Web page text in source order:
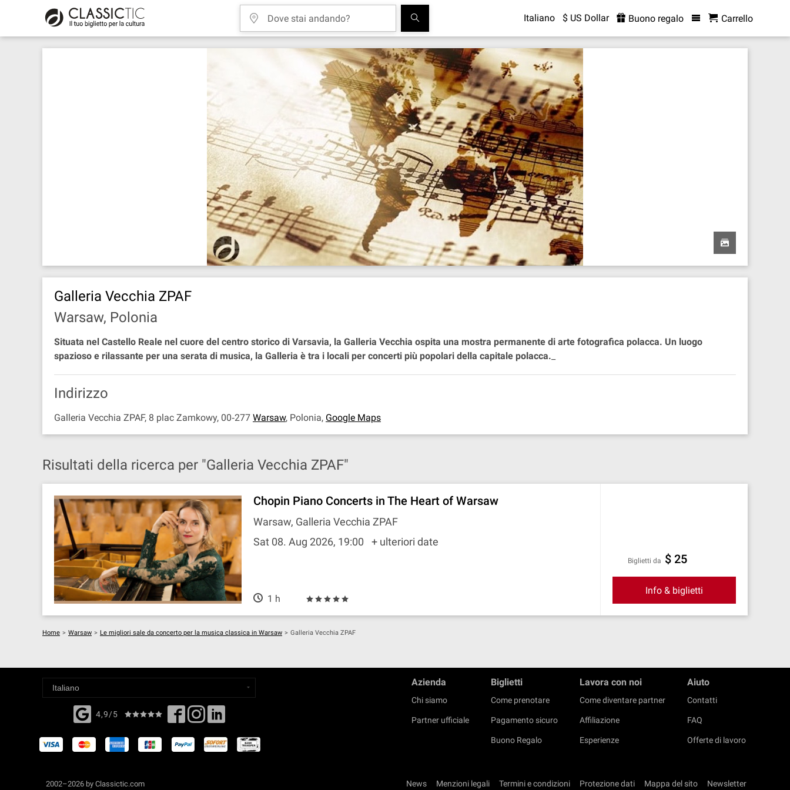
Italiano $ US Dollar Buono regalo Carrello
Galleria Vecchia ZPAF
Warsaw, Polonia
Situata nel Castello Reale nel cuore del centro storico di Varsavia, la Galleria Vecchia ospita una mostra permanente di arte fotografica polacca. Un luogo
spazioso e rilassante per una serata di musica, la Galleria è tra i locali per concerti più popolari della capitale polacca.
Indirizzo
Galleria Vecchia ZPAF, 8 plac Zamkowy, 00‐277 Warsaw, Polonia, Google Maps
Risultati della ricerca per "Galleria Vecchia ZPAF"
Chopin Piano Concerts in The Heart of Warsaw
Warsaw, Galleria Vecchia ZPAF
Sat 08. Aug 2026, 19:00
+ ulteriori date
1 h
Biglietti da $ 25
Info & biglietti
Home > Warsaw > Le migliori sale da concerto per la musica classica in Warsaw > Galleria Vecchia ZPAF
4,9/5
Azienda
Chi siamo
Partner ufficiale
Biglietti
Come prenotare
Pagamento sicuro
Buono Regalo
Lavora con noi
Come diventare partner
Affiliazione
Esperienze
Aiuto
Contatti
FAQ
Offerte di lavoro
News Menzioni legali Termini e condizioni Protezione dati Mappa del sito Newsletter
2002–2026 by Classictic.com